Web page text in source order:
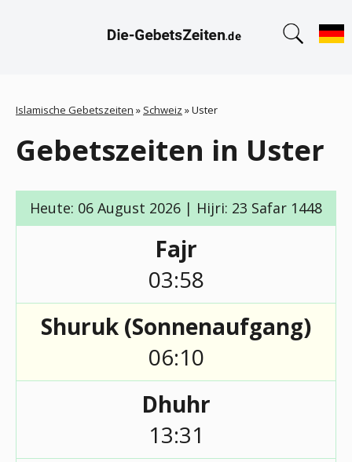
Islamische Gebetszeiten » Schweiz »Uster
Gebetszeiten in Uster
Heute: 06 August 2026 | Hijri: 23 Safar 1448
Fajr
03:58
Shuruk (Sonnenaufgang)
06:10
Dhuhr
13:31